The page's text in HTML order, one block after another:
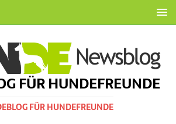
FÜR HUNDEFREUNDE
FÜR HUNDEFREUNDE